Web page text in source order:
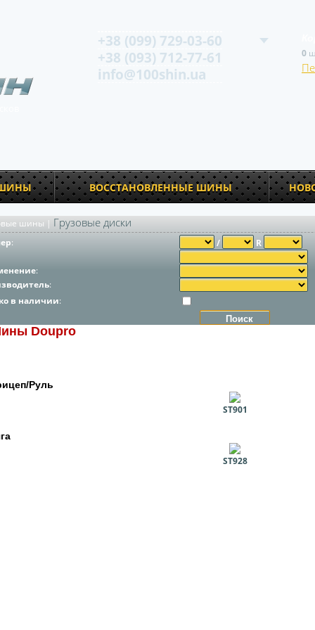
+38 (099) 729-03-60
+38 (093) 712-77-61
info@100shin.ua
0
ВОССТАНОВЛЕННЫЕ ШИНЫ
шины | Грузовые диски
: / R
:
:
в наличии:
Doupro
Руль
ST901
ST928